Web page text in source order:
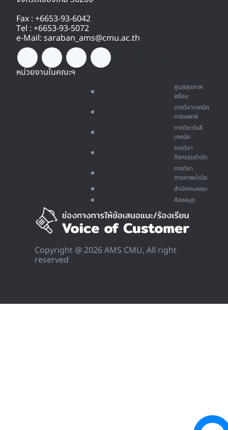
Fax : +6653-93-6042
Tel : +6653-93-5072
e-Mail: saraban_ams@cmu.ac.th
หน่วยงานในคณะฯ
ศูนย์สุขภาพ
พร้อม
ภาควิชาเทคนิค
การแพทย์
ภาควิชารังสี
เทคนิค
ภาควิชา
กิจกรรมบำบัด
ภาควิชา
กายภาพบำบัด
สำนักงานคณะ
ห้องสมุด
Copyright @ 2026 AMS CMU, All right
reserved